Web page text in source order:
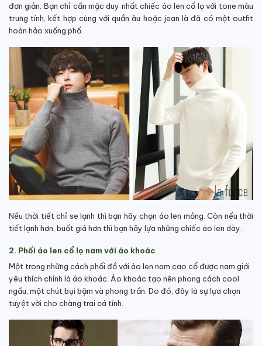
đơn giản. Bạn chỉ cần mặc duy nhất chiếc áo len cổ lọ với tone màu
trung tính, kết hợp cùng với quần âu hoặc jean là đã có một outfit
hoàn hảo xuống phố.
Nếu thời tiết chỉ se lạnh thì bạn hãy chọn áo len mỏng. Còn nếu thời
tiết lạnh hơn, buốt giá hơn thì bạn hãy lựa những chiếc áo len dày.
2. Phối áo len cổ lọ nam với áo khoác
Một trong những cách phối đồ với áo len nam cao cổ được nam giới
yêu thích chính là áo khoác. Áo khoác tạo nên phong cách cool
ngầu, một chút bụi bặm và phong trần. Do đó, đây là sự lựa chọn
tuyệt vời cho chàng trai cá tính.